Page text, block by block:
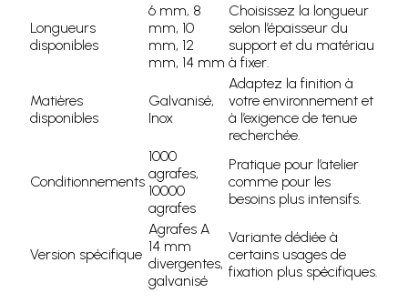
Longueurs
disponibles
6 mm, 8
mm, 10
mm, 12
mm, 14 mm
Choisissez la longueur
selon l’épaisseur du
support et du matériau
à fixer.
Matières
disponibles
Galvanisé,
Inox
Adaptez la finition à
votre environnement et
à l’exigence de tenue
recherchée.
Conditionnements
1000
agrafes,
10000
agrafes
Pratique pour l’atelier
comme pour les
besoins plus intensifs.
Version spécifique
Agrafes A
14 mm
divergentes,
galvanisé
Variante dédiée à
certains usages de
fixation plus spécifiques.